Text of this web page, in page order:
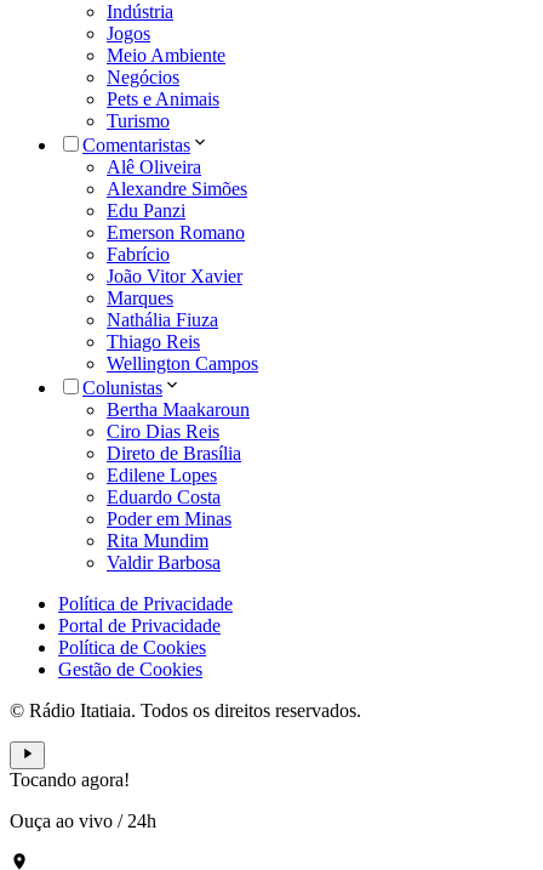
Indústria
Jogos
Meio Ambiente
Negócios
Pets e Animais
Turismo
Comentaristas
Alê Oliveira
Alexandre Simões
Edu Panzi
Emerson Romano
Fabrício
João Vitor Xavier
Marques
Nathália Fiuza
Thiago Reis
Wellington Campos
Colunistas
Bertha Maakaroun
Ciro Dias Reis
Direto de Brasília
Edilene Lopes
Eduardo Costa
Poder em Minas
Rita Mundim
Valdir Barbosa
Política de Privacidade
Portal de Privacidade
Política de Cookies
Gestão de Cookies
© Rádio Itatiaia. Todos os direitos reservados.
Tocando agora!
Ouça ao vivo / 24h